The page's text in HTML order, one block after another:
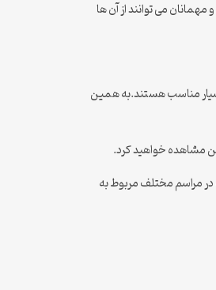
از خود کتاب انجام شده است. 33 هزار کتاب در این هتل وجود دارد و مهمانان می توانند از آن ها
مناسب هستند.به همین
مشاهده خواهید کرد.
مراسم مختلف مربوط به